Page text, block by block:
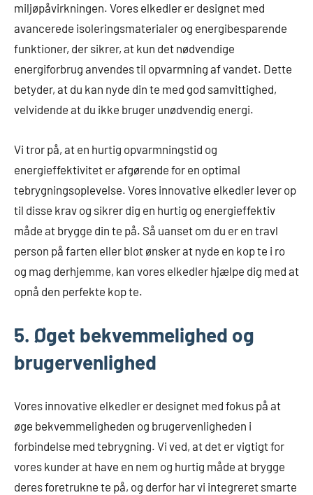
miljøpåvirkningen. Vores elkedler er designet med
avancerede isoleringsmaterialer og energibesparende
funktioner, der sikrer, at kun det nødvendige
energiforbrug anvendes til opvarmning af vandet. Dette
betyder, at du kan nyde din te med god samvittighed,
velvidende at du ikke bruger unødvendig energi.
Vi tror på, at en hurtig opvarmningstid og
energieffektivitet er afgørende for en optimal
tebrygningsoplevelse. Vores innovative elkedler lever op
til disse krav og sikrer dig en hurtig og energieffektiv
måde at brygge din te på. Så uanset om du er en travl
person på farten eller blot ønsker at nyde en kop te i ro
og mag derhjemme, kan vores elkedler hjælpe dig med at
opnå den perfekte kop te.
5. Øget bekvemmelighed og
brugervenlighed
Vores innovative elkedler er designet med fokus på at
øge bekvemmeligheden og brugervenligheden i
forbindelse med tebrygning. Vi ved, at det er vigtigt for
vores kunder at have en nem og hurtig måde at brygge
deres foretrukne te på, og derfor har vi integreret smarte